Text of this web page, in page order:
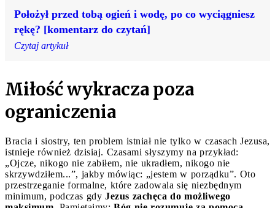
Położył przed tobą ogień i wodę, po co wyciągniesz
rękę? [komentarz do czytań]
Czytaj artykuł
Miłość wykracza poza
ograniczenia
Bracia i siostry, ten problem istniał nie tylko w czasach Jezusa,
istnieje również dzisiaj. Czasami słyszymy na przykład:
„Ojcze, nikogo nie zabiłem, nie ukradłem, nikogo nie
skrzywdziłem...”, jakby mówiąc: „jestem w porządku”. Oto
przestrzeganie formalne, które zadowala się niezbędnym
minimum, podczas gdy Jezus zachęca do możliwego